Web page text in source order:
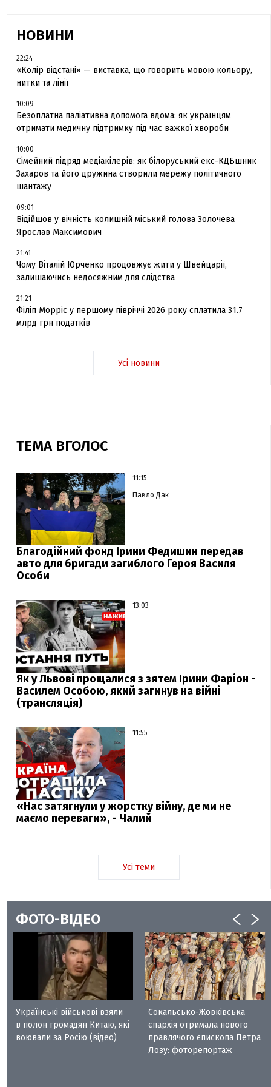
НОВИНИ
22:24
«Колір відстані» — виставка, що говорить мовою кольору,
нитки та лінії
10:09
Безоплатна паліативна допомога вдома: як українцям
отримати медичну підтримку під час важкої хвороби
10:00
Сімейний підряд медіакілерів: як білоруський екс-КДБшник
Захаров та його дружина створили мережу політичного
шантажу
09:01
Відійшов у вічність колишній міський голова Золочева
Ярослав Максимович
21:41
Чому Віталій Юрченко продовжує жити у Швейцарії,
залишаючись недосяжним для слідства
21:21
Філіп Морріс у першому півріччі 2026 року сплатила 31.7
млрд грн податків
Усі новини
ТЕМА ВГОЛОС
11:15
Павло Дак
Благодійний фонд Ірини Федишин передав
авто для бригади загиблого Героя Василя
Особи
13:03
Як у Львові прощалися з зятем Ірини Фаріон -
Василем Особою, який загинув на війні
(трансляція)
11:55
«Нас затягнули у жорстку війну, де ми не
маємо переваги», - Чалий
Усі теми
ФОТО-ВІДЕО
Українські військові взяли
в полон громадян Китаю, які
воювали за Росію (відео)
Сокальсько-Жовківська
єпархія отримала нового
правлячого єпископа Петра
Лозу: фоторепортаж